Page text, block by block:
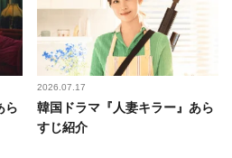
ら
2026.07.17
韓国ドラマ『人妻キラー』あら
すじ紹介